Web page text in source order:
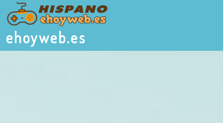
ehoyweb.es